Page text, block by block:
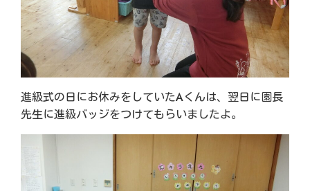
進級式の日にお休みをしていたAくんは、翌日に園長
先生に進級バッジをつけてもらいましたよ。